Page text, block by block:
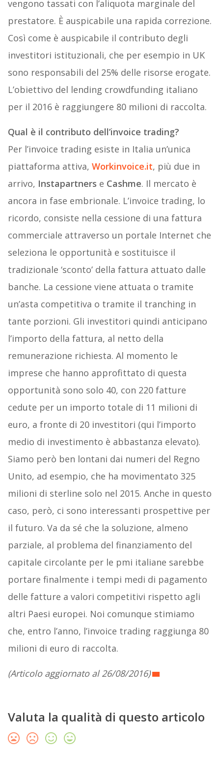
vengono tassati con l’aliquota marginale del
prestatore. È auspicabile una rapida correzione.
Così come è auspicabile il contributo degli
investitori istituzionali, che per esempio in UK
sono responsabili del 25% delle risorse erogate.
L’obiettivo del lending crowdfunding italiano
per il 2016 è raggiungere 80 milioni di raccolta.
Qual è il contributo dell’invoice trading?
Per l’invoice trading esiste in Italia un’unica
piattaforma attiva, Workinvoice.it, più due in
arrivo, Instapartners e Cashme. Il mercato è
ancora in fase embrionale. L’invoice trading, lo
ricordo, consiste nella cessione di una fattura
commerciale attraverso un portale Internet che
seleziona le opportunità e sostituisce il
tradizionale ‘sconto’ della fattura attuato dalle
banche. La cessione viene attuata o tramite
un’asta competitiva o tramite il tranching in
tante porzioni. Gli investitori quindi anticipano
l’importo della fattura, al netto della
remunerazione richiesta. Al momento le
imprese che hanno approfittato di questa
opportunità sono solo 40, con 220 fatture
cedute per un importo totale di 11 milioni di
euro, a fronte di 20 investitori (qui l’importo
medio di investimento è abbastanza elevato).
Siamo però ben lontani dai numeri del Regno
Unito, ad esempio, che ha movimentato 325
milioni di sterline solo nel 2015. Anche in questo
caso, però, ci sono interessanti prospettive per
il futuro. Va da sé che la soluzione, almeno
parziale, al problema del finanziamento del
capitale circolante per le pmi italiane sarebbe
portare finalmente i tempi medi di pagamento
delle fatture a valori competitivi rispetto agli
altri Paesi europei. Noi comunque stimiamo
che, entro l’anno, l’invoice trading raggiunga 80
milioni di euro di raccolta.
(Articolo aggiornato al 26/08/2016)
Valuta la qualità di questo articolo